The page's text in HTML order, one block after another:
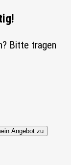
Bitte tragen
Angebot zu